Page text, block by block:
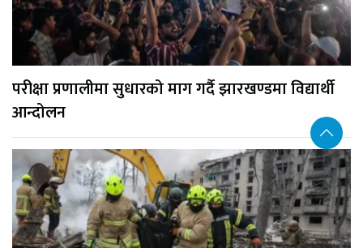
परीक्षा प्रणालीमा सुधारको माग गर्दै झारखण्डमा विद्यार्थी
आन्दोलन